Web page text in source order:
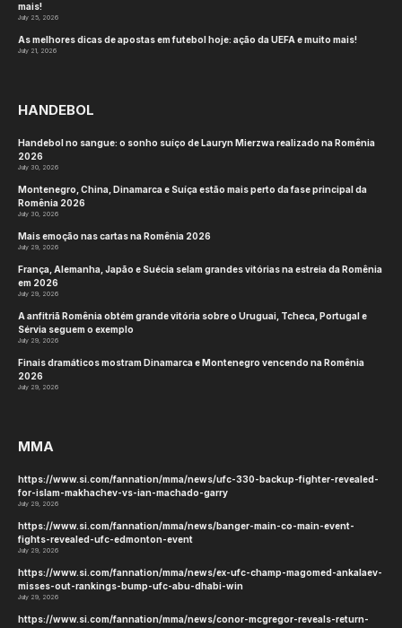
mais!
July 25, 2026
As melhores dicas de apostas em futebol hoje: ação da UEFA e muito mais!
July 21, 2026
HANDEBOL
Handebol no sangue: o sonho suíço de Lauryn Mierzwa realizado na Romênia
2026
July 30, 2026
Montenegro, China, Dinamarca e Suíça estão mais perto da fase principal da
Romênia 2026
July 30, 2026
Mais emoção nas cartas na Romênia 2026
July 29, 2026
França, Alemanha, Japão e Suécia selam grandes vitórias na estreia da Romênia
em 2026
July 29, 2026
A anfitriã Romênia obtém grande vitória sobre o Uruguai, Tcheca, Portugal e
Sérvia seguem o exemplo
July 29, 2026
Finais dramáticos mostram Dinamarca e Montenegro vencendo na Romênia
2026
July 29, 2026
MMA
https://www.si.com/fannation/mma/news/ufc-330-backup-fighter-revealed-
for-islam-makhachev-vs-ian-machado-garry
July 29, 2026
https://www.si.com/fannation/mma/news/banger-main-co-main-event-
fights-revealed-ufc-edmonton-event
July 29, 2026
https://www.si.com/fannation/mma/news/ex-ufc-champ-magomed-ankalaev-
misses-out-rankings-bump-ufc-abu-dhabi-win
July 29, 2026
https://www.si.com/fannation/mma/news/conor-mcgregor-reveals-return-